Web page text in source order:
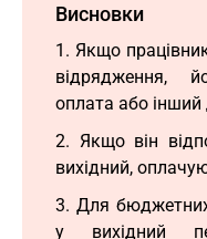
Висновки
1. Якщо
відрядження,
оплата або інший
2. Якщо він
вихідний,
3. Для
у вихідний